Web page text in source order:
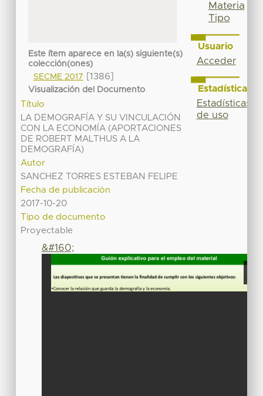
Este ítem aparece en la(s) siguiente(s)
colección(ones)
SECME 2017
[1386]
Visualización del Documento
Título
LA DEMOGRAFÍA Y SU VINCULACIÓN
CON LA ECONOMÍA (APORTACIONES
DE ROBERT MALTHUS A LA
DEMOGRAFÍA)
Autor
SANCHEZ TORRES ESTEBAN FELIPE
Fecha de publicación
2017-10-20
Tipo de documento
Proyectable
&#160;
Materia
Tipo
Usuario
Acceder
Estadísticas
Estadísticas
de uso